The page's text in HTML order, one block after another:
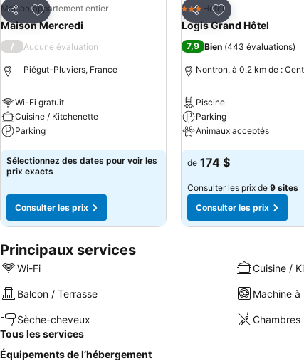
Partager
Ajouter à mes favoris
Maison/appartement entier
Maison Mercredi
/ Aucune évaluation
Piégut-Pluviers, France
Wi-Fi gratuit
Cuisine / Kitchenette
Parking
Consulter les prix
Sélectionnez des dates pour voir les
prix exacts
Consulter les prix
Partager
Ajouter à mes
3 ÉtoilesHotel
Logis Grand Hôtel
7,9 Bien (443 évaluations)
Nontron, à 0.2 km de :
Piscine
Parking
Animaux acceptés
Consulter les prix
de 174 $
Consulter les prix de 9 sites
Consulter les prix
Principaux services
Wi-Fi Cuisine /
Balcon / Terrasse Machine à
Sèche-cheveux
Chambres
Tous les services
Équipements de l’hébergement